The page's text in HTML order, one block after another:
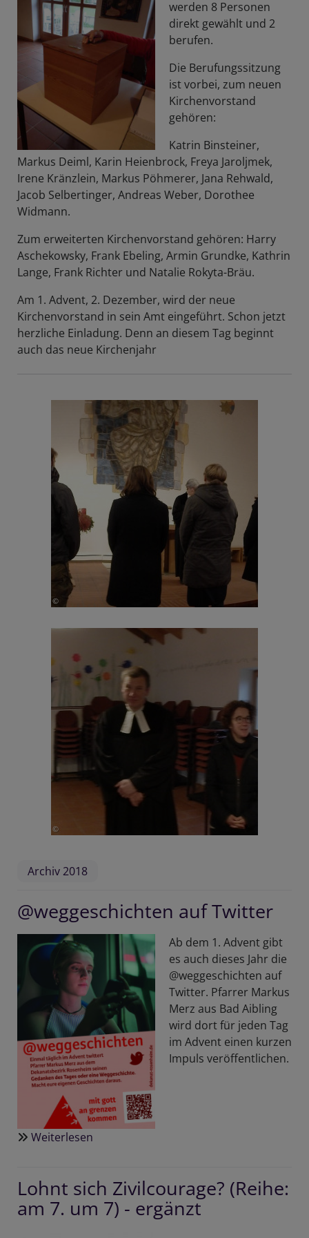
werden 8 Personen
direkt gewählt und 2
berufen.
Die Berufungssitzung
ist vorbei, zum neuen
Kirchenvorstand
gehören:
Katrin Binsteiner,
Markus Deiml, Karin Heienbrock, Freya Jaroljmek,
Irene Kränzlein, Markus Pöhmerer, Jana Rehwald,
Jacob Selbertinger, Andreas Weber, Dorothee
Widmann.
Zum erweiterten Kirchenvorstand gehören: Harry
Aschekowsky, Frank Ebeling, Armin Grundke, Kathrin
Lange, Frank Richter und Natalie Rokyta-Bräu.
Am 1. Advent, 2. Dezember, wird der neue
Kirchenvorstand in sein Amt eingeführt. Schon jetzt
herzliche Einladung. Denn an diesem Tag beginnt
auch das neue Kirchenjahr
Archiv 2018
@weggeschichten auf Twitter
Ab dem 1. Advent gibt
es auch dieses Jahr die
@weggeschichten auf
Twitter. Pfarrer Markus
Merz aus Bad Aibling
wird dort für jeden Tag
im Advent einen kurzen
Impuls veröffentlichen.
Weiterlesen
Twitter
Lohnt sich Zivilcourage? (Reihe:
am 7. um 7) - ergänzt